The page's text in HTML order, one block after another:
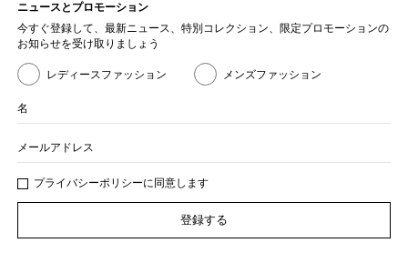
ニュースとプロモーション
今すぐ登録して、最新ニュース、特別コレクション、限定プロモーションの
お知らせを受け取りましょう
レディースファッション メンズファッション
名
メールアドレス
プライバシーポリシーに同意します
登録する